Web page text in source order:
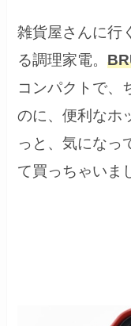
雑貨屋さんに行
る調理家電。
コンパクトで、
のに、便利なホ
っと、気になっ
て買っちゃいま